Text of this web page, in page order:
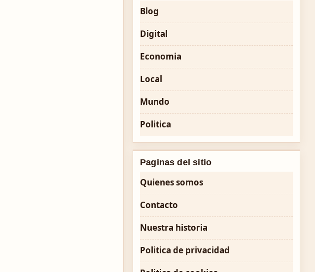
Blog
Digital
Economia
Local
Mundo
Politica
Paginas del sitio
Quienes somos
Contacto
Nuestra historia
Politica de privacidad